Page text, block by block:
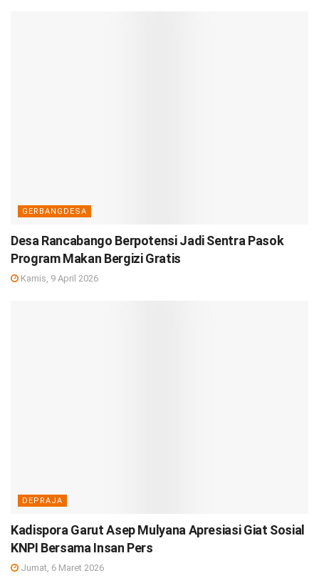
GERBANGDESA
Desa Rancabango Berpotensi Jadi Sentra Pasok
Program Makan Bergizi Gratis
Kamis, 9 April 2026
DEPRAJA
Kadispora Garut Asep Mulyana Apresiasi Giat Sosial
KNPI Bersama Insan Pers
Jumat, 6 Maret 2026